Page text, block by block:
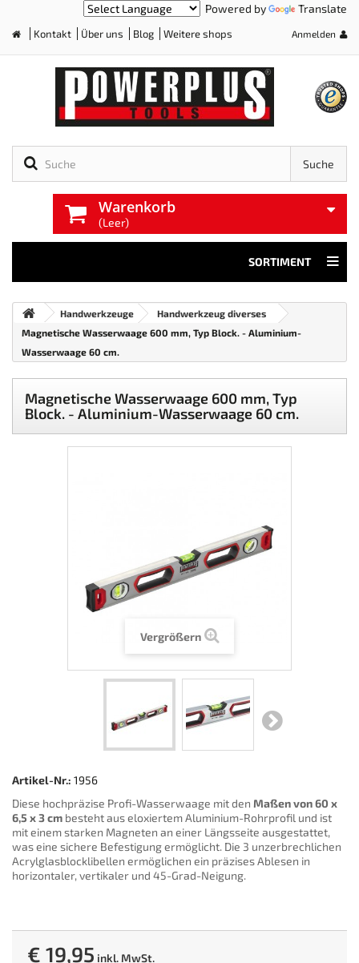
Powered by Translate
Kontakt Über uns Blog Weitere shops Anmelden
Suche
Warenkorb
(Leer)
SORTIMENT
Handwerkzeuge
Handwerkzeug diverses
Magnetische Wasserwaage 600 mm, Typ Block. - Aluminium-
Wasserwaage 60 cm.
Magnetische Wasserwaage 600 mm, Typ
Block. - Aluminium-Wasserwaage 60 cm.
Vergrößern
Artikel-Nr.: 1956
Diese hochpräzise Profi-Wasserwaage mit den Maßen von 60 x
6,5 x 3 cm besteht aus eloxiertem Aluminium-Rohrprofil und ist
mit einem starken Magneten an einer Längsseite ausgestattet,
was eine sichere Befestigung ermöglicht. Die 3 unzerbrechlichen
Acrylglasblocklibellen ermöglichen ein präzises Ablesen in
horizontaler, vertikaler und 45-Grad-Neigung.
€ 19,95 inkl. MwSt.